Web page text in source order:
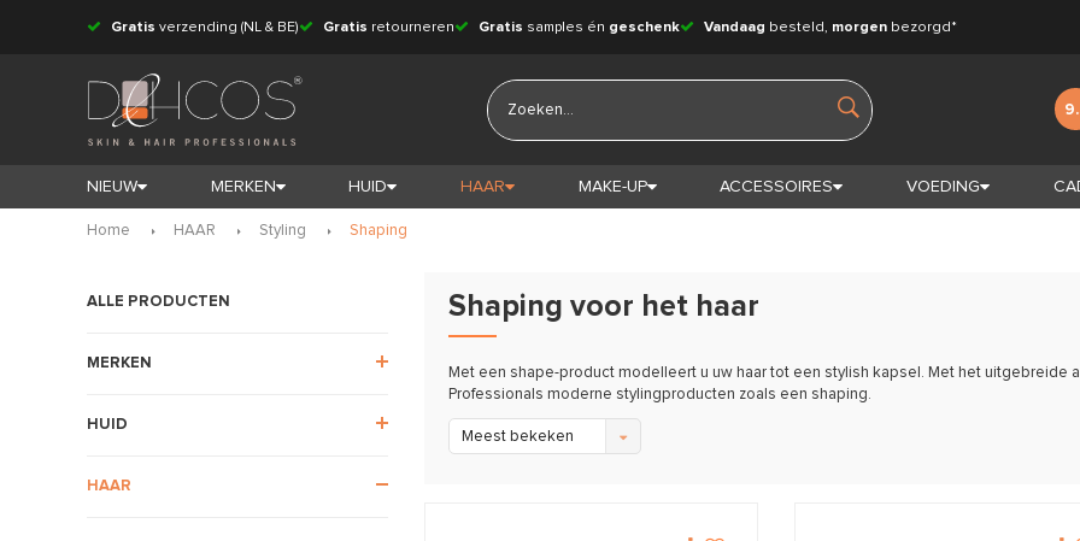
Gratis verzending (NL & BE) Gratis retourneren Gratis samples én geschenk Vandaag besteld, morgen bezorgd*
NIEUW MERKEN HUID HAAR MAKE-UP ACCESSOIRES VOEDING
Home HAAR Styling Shaping
ALLE PRODUCTEN
MERKEN
HUID
HAAR
Shaping voor het haar
Met een shape-product modelleert u uw haar tot een stylish kapsel. Met het uitgebreide
Professionals moderne stylingproducten zoals een shaping.
Meest bekeken